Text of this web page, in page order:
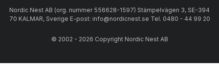
Nordic Nest AB (org. nummer 556628-1597) Stämpelvägen 3, SE-394
70 KALMAR, Sverige E-post: info@nordicnest.se Tel. 0480 - 44 99 20
© 2002 - 2026 Copyright Nordic Nest AB